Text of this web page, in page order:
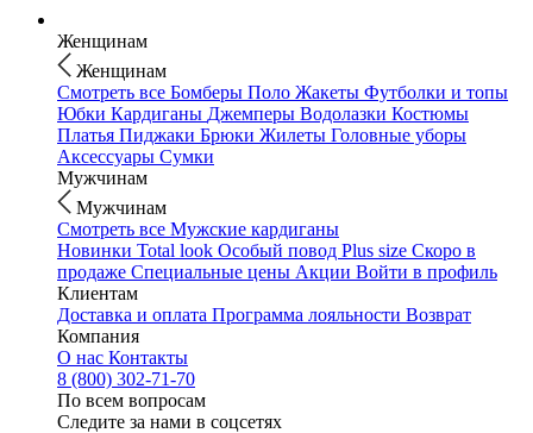
Женщинам
Женщинам
Смотреть все Бомберы Поло Жакеты Футболки и топы
Юбки Кардиганы Джемперы Водолазки Костюмы
Платья Пиджаки Брюки Жилеты Головные уборы
Аксессуары Сумки
Мужчинам
Мужчинам
Смотреть все Мужские кардиганы
Новинки Total look Особый повод Plus size Скоро в
продаже Специальные цены Акции Войти в профиль
Клиентам
Доставка и оплата Программа лояльности Возврат
Компания
О нас Контакты
8 (800) 302-71-70
По всем вопросам
Следите за нами в соцсетях